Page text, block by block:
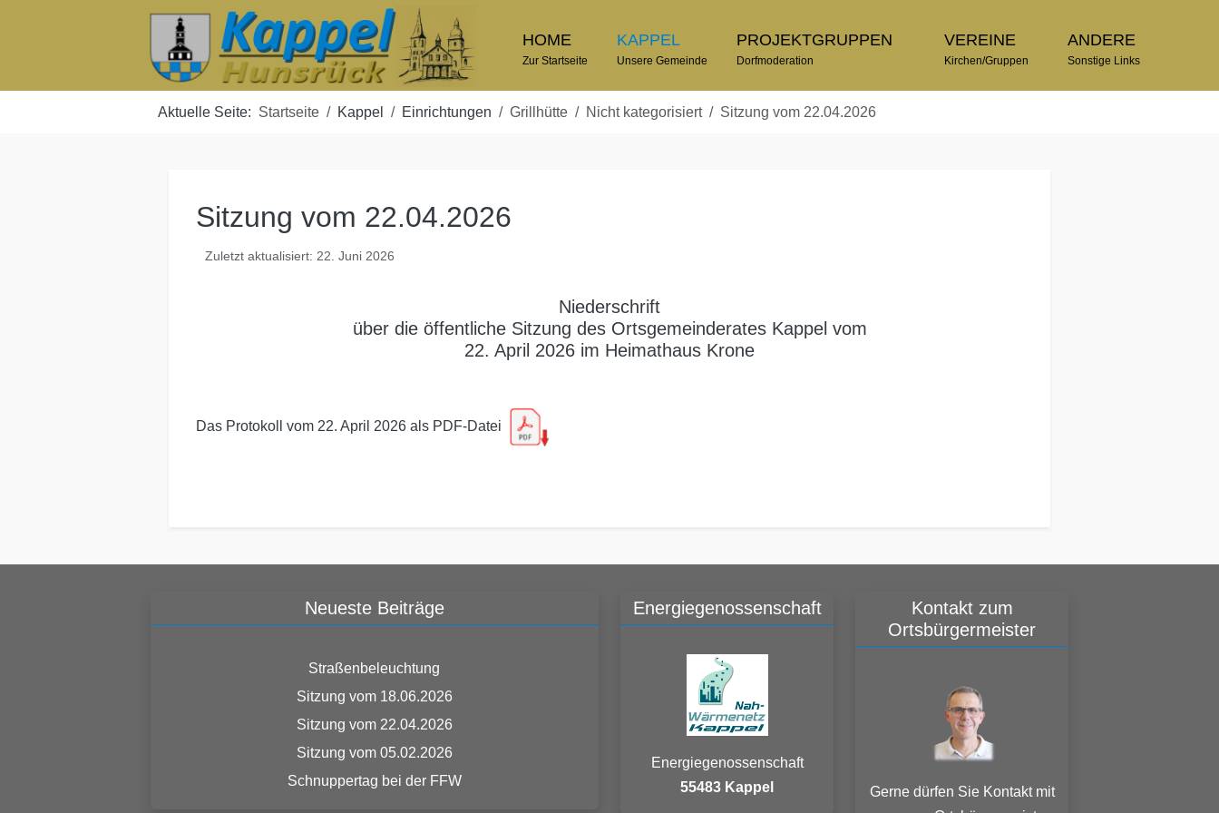
HOME
Zur Startseite
KAPPEL
Unsere Gemeinde
PROJEKTGRUPPEN
Dorfmoderation
VEREINE
Kirchen/Gruppen
ANDERE
Sonstige Links
Aktuelle Seite: Startseite Kappel Einrichtungen Grillhütte Nicht kategorisiert Sitzung vom 22.04.2026
Sitzung vom 22.04.2026
Zuletzt aktualisiert: 22. Juni 2026
Niederschrift
über die öffentliche Sitzung des Ortsgemeinderates Kappel vom
22. April 2026 im Heimathaus Krone
Das Protokoll vom 22. April 2026 als PDF-Datei
Neueste Beiträge
Straßenbeleuchtung
Sitzung vom 18.06.2026
Sitzung vom 22.04.2026
Sitzung vom 05.02.2026
Schnuppertag bei der FFW
Energiegenossenschaft
Energiegenossenschaft
55483 Kappel
Kontakt zum
Ortsbürgermeister
Gerne dürfen Sie Kontakt mit